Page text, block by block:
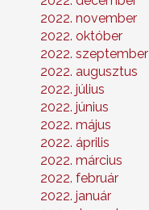
2022. november
2022. október
2022. szeptember
2022. augusztus
2022. július
2022. június
2022. május
2022. április
2022. március
2022. február
2022. január